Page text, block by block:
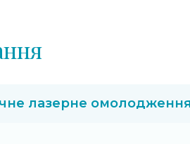
лазерне омолодження